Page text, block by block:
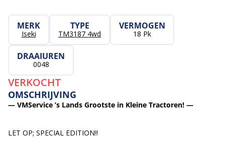
MERK
Iseki
TYPE
TM3187 4wd
VERMOGEN
18 Pk
DRAAIUREN
0048
VERKOCHT
OMSCHRIJVING
— VMService ’s Lands Grootste in Kleine Tractoren! —
LET OP; SPECIAL EDITION!!